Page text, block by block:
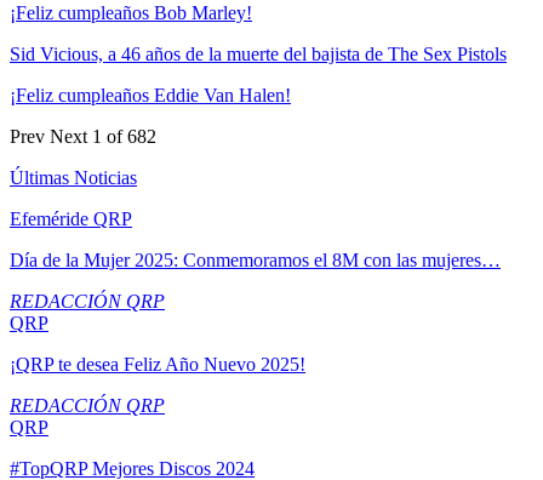
¡Feliz cumpleaños Bob Marley!
Sid Vicious, a 46 años de la muerte del bajista de The Sex Pistols
¡Feliz cumpleaños Eddie Van Halen!
Prev Next 1 of 682
Últimas Noticias
Efeméride QRP
Día de la Mujer 2025: Conmemoramos el 8M con las mujeres…
REDACCIÓN QRP
QRP
¡QRP te desea Feliz Año Nuevo 2025!
REDACCIÓN QRP
QRP
#TopQRP Mejores Discos 2024